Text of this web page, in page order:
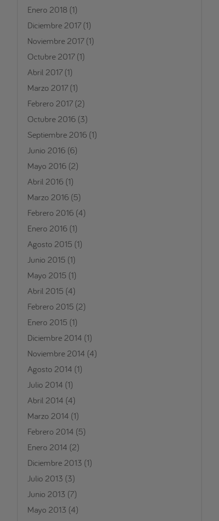
Enero 2018 (1)
Diciembre 2017 (1)
Noviembre 2017 (1)
Octubre 2017 (1)
Abril 2017 (1)
Marzo 2017 (1)
Febrero 2017 (2)
Octubre 2016 (3)
Septiembre 2016 (1)
Junio 2016 (6)
Mayo 2016 (2)
Abril 2016 (1)
Marzo 2016 (5)
Febrero 2016 (4)
Enero 2016 (1)
Agosto 2015 (1)
Junio 2015 (1)
Mayo 2015 (1)
Abril 2015 (4)
Febrero 2015 (2)
Enero 2015 (1)
Diciembre 2014 (1)
Noviembre 2014 (4)
Agosto 2014 (1)
Julio 2014 (1)
Abril 2014 (4)
Marzo 2014 (1)
Febrero 2014 (5)
Enero 2014 (2)
Diciembre 2013 (1)
Julio 2013 (3)
Junio 2013 (7)
Mayo 2013 (4)